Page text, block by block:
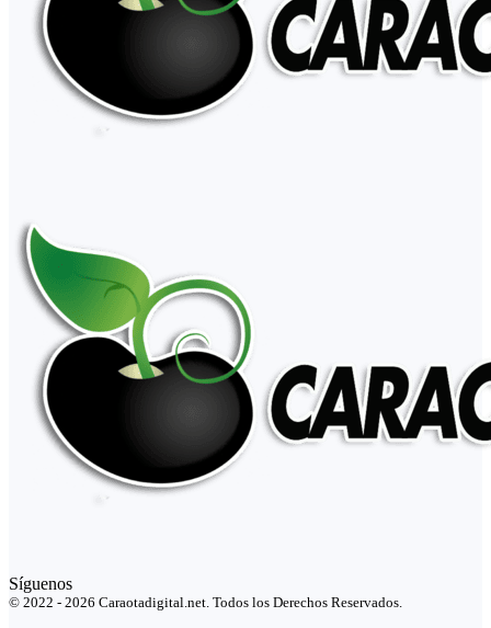
Síguenos
© 2022 - 2026 Caraotadigital.net. Todos los Derechos Reservados.